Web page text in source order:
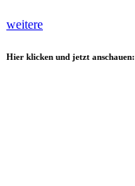
weitere
Hier klicken und jetzt anschauen: